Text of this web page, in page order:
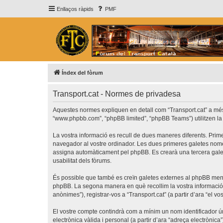
Enllaços ràpids PMF
Índex del fòrum
Transport.cat - Normes de privadesa
Aquestes normes expliquen en detall com “Transport.cat” a
“www.phpbb.com”, “phpBB limited”, “phpBB Teams”)
La vostra informació es recull de dues maneres diferents.
navegador al vostre ordinador. Les dues primeres galetes
assigna automàticament pel phpBB. Es crearà una tercera
usabilitat dels fòrums.
És possible que també es creïn galetes externes al phpBB
phpBB. La segona manera en què recollim la vostra
anònimes”), registrar-vos a “Transport.cat” (a partir d’ara “el
El vostre compte contindrà com a mínim un nom identificador
electrònica vàlida i personal (a partir d’ara “adreça